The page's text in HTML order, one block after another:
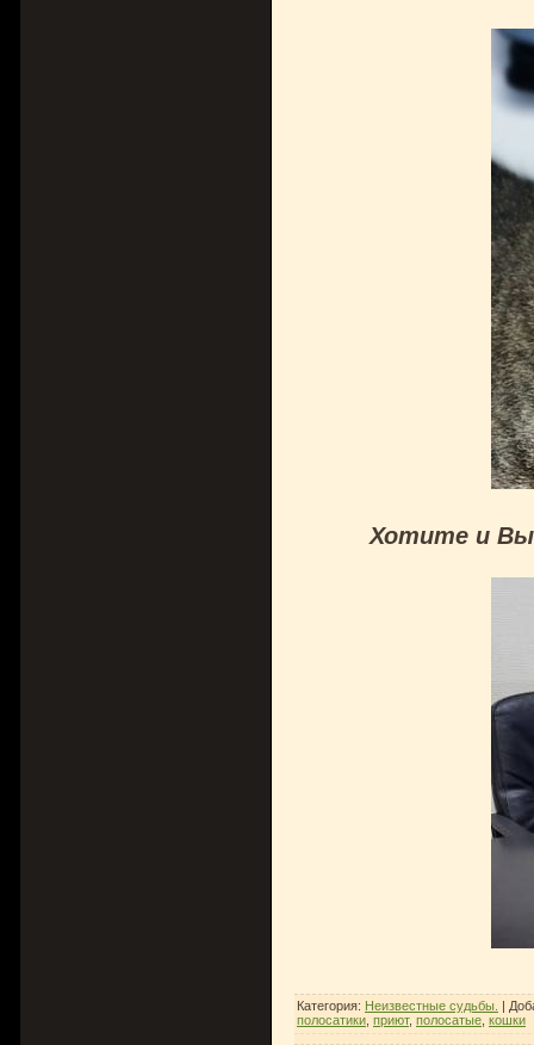
Хотите и Вы
Категория: Неизвестные судьбы. |
полосатики приют, полосатые кошки